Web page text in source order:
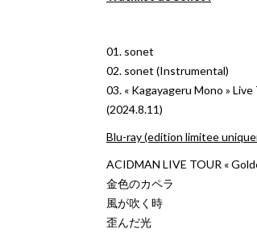
01. sonet
02. sonet (Instrumental)
03. « Kagayageru Mono »
(2024.8.11)
Blu-ray (edition limitee
ACIDMAN LIVE TOUR «
金色のカペラ
風が吹く時
歪んだ光